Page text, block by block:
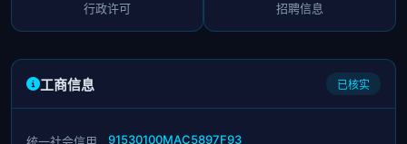
行政许可 招聘信息
工商信息 已核实
91530100MAC5897F93